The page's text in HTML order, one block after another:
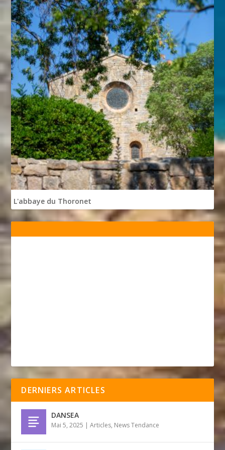
L'abbaye du Thoronet
DERNIERS ARTICLES
DANSEA
Mai 5, 2025 |Articles, News Tendance